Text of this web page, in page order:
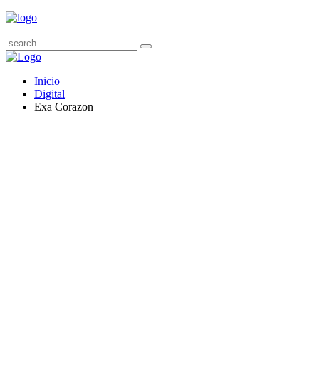
Inicio
Digital
Exa Corazon